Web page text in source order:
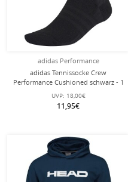
adidas Performance
adidas Tennissocke Crew
Performance Cushioned schwarz - 1
Paar
UVP: 18,00€
11,95€